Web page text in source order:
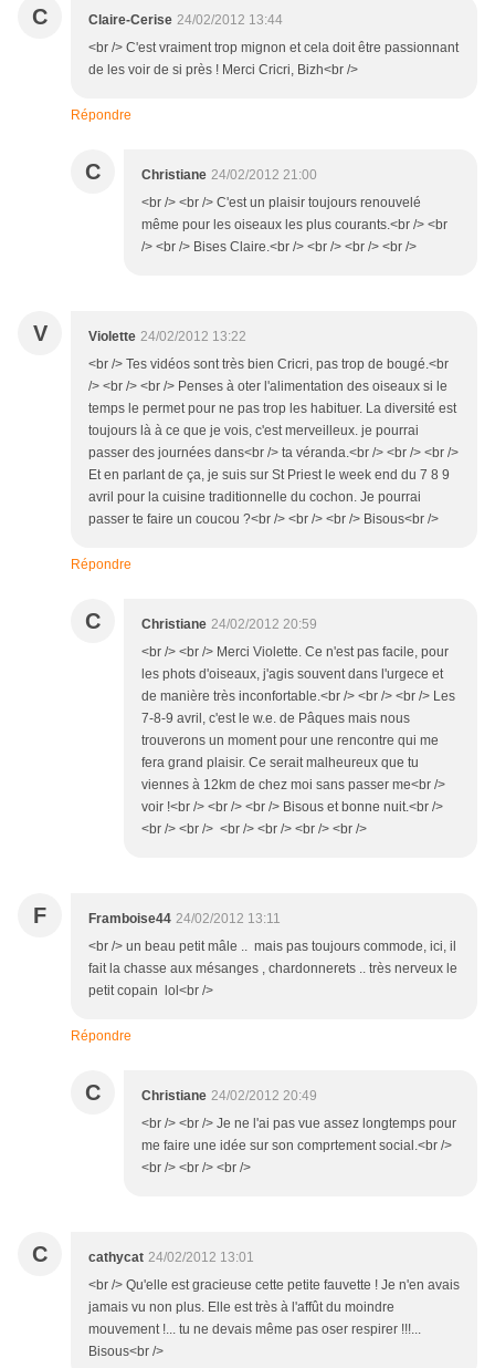
C Claire-Cerise 24/02/2012 13:44
<br /> C'est vraiment trop mignon et cela doit être passionnant
de les voir de si près ! Merci Cricri, Bizh<br />
Répondre
C Christiane 24/02/2012 21:00
<br /> <br /> C'est un plaisir toujours renouvelé
même pour les oiseaux les plus courants.<br /> <br
/> <br /> Bises Claire.<br /> <br /> <br /> <br />
V Violette 24/02/2012 13:22
<br /> Tes vidéos sont très bien Cricri, pas trop de bougé.<br
/> <br /> <br /> Penses à oter l'alimentation des oiseaux si le
temps le permet pour ne pas trop les habituer. La diversité est
toujours là à ce que je vois, c'est merveilleux. je pourrai
passer des journées dans<br /> ta véranda.<br /> <br /> <br />
Et en parlant de ça, je suis sur St Priest le week end du 7 8 9
avril pour la cuisine traditionnelle du cochon. Je pourrai
passer te faire un coucou ?<br /> <br /> <br /> Bisous<br />
Répondre
C Christiane 24/02/2012 20:59
<br /> <br /> Merci Violette. Ce n'est pas facile, pour
les phots d'oiseaux, j'agis souvent dans l'urgece et
de manière très inconfortable.<br /> <br /> <br /> Les
7-8-9 avril, c'est le w.e. de Pâques mais nous
trouverons un moment pour une rencontre qui me
fera grand plaisir. Ce serait malheureux que tu
viennes à 12km de chez moi sans passer me<br />
voir !<br /> <br /> <br /> Bisous et bonne nuit.<br />
<br /> <br /> <br /> <br /> <br /> <br />
F Framboise44 24/02/2012 13:11
<br /> un beau petit mâle .. mais pas toujours commode, ici, il
fait la chasse aux mésanges , chardonnerets .. très nerveux le
petit copain lol<br />
Répondre
C Christiane 24/02/2012 20:49
<br /> <br /> Je ne l'ai pas vue assez longtemps pour
me faire une idée sur son comprtement social.<br />
<br /> <br /> <br />
C cathycat 24/02/2012 13:01
<br /> Qu'elle est gracieuse cette petite fauvette ! Je n'en avais
jamais vu non plus. Elle est très à l'affût du moindre
mouvement !... tu ne devais même pas oser respirer !!!...
Bisous<br />